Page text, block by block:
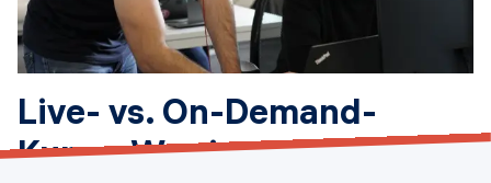
Live- vs. On-Demand-
Kurse: Was ist das Richtige